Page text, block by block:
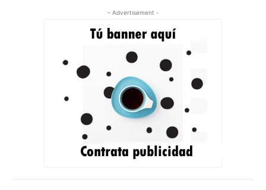
- Advertisement -